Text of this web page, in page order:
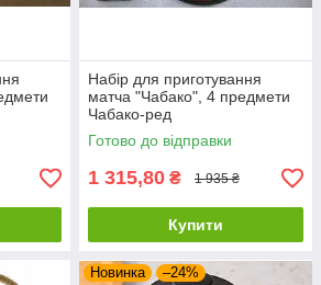
Набір для приготування
матча "Чабако", 4 предмети
Чабако-ред
Готово до відправки
1 315,80 ₴ 1 935 ₴
Купити
Новинка
–24%